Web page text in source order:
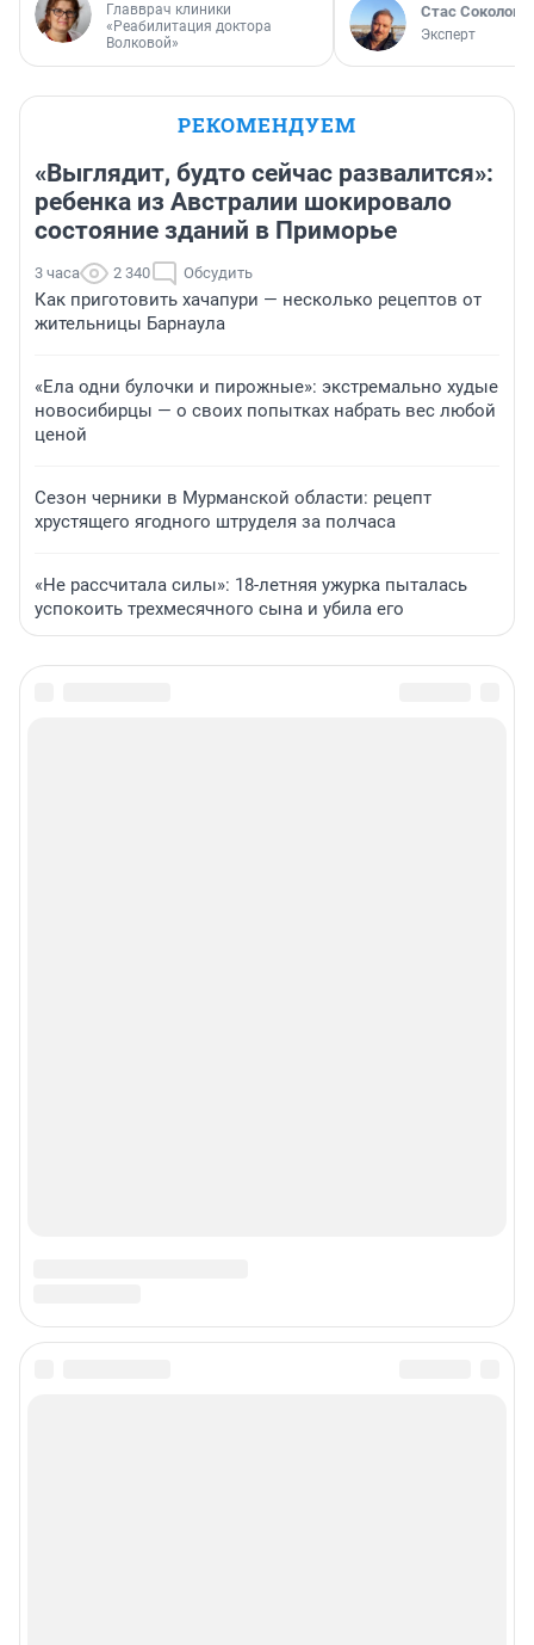
Главврач клиники
«Реабилитация доктора
Волковой»
Стас Соколов
Эксперт
РЕКОМЕНДУЕМ
«Выглядит, будто сейчас развалится»:
ребенка из Австралии шокировало
состояние зданий в Приморье
3 часа 2 340 Обсудить
Как приготовить хачапури — несколько рецептов от
жительницы Барнаула
«Ела одни булочки и пирожные»: экстремально худые
новосибирцы — о своих попытках набрать вес любой
ценой
Сезон черники в Мурманской области: рецепт
хрустящего ягодного штруделя за полчаса
«Не рассчитала силы»: 18-летняя ужурка пыталась
успокоить трехмесячного сына и убила его